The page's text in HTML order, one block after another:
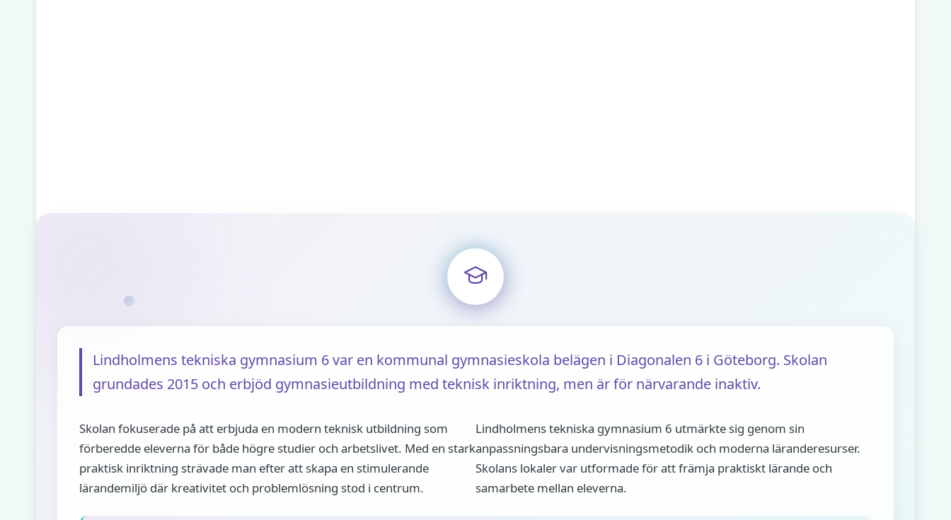
Lindholmens tekniska gymnasium 6 var en kommunal gymnasieskola belägen i Diagonalen 6 i Göteborg. Skolan
grundades 2015 och erbjöd gymnasieutbildning med teknisk inriktning, men är för närvarande inaktiv.
Skolan fokuserade på att erbjuda en modern teknisk utbildning som
förberedde eleverna för både högre studier och arbetslivet. Med en stark
praktisk inriktning strävade man efter att skapa en stimulerande
lärandemiljö där kreativitet och problemlösning stod i centrum.
Lindholmens tekniska gymnasium 6 utmärkte sig genom sin
anpassningsbara undervisningsmetodik och moderna läranderesurser.
Skolans lokaler var utformade för att främja praktiskt lärande och
samarbete mellan eleverna.